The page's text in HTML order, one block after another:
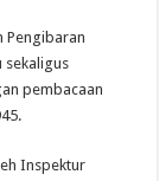
Pengibaran
sekaligus
pembacaan
Inspektur